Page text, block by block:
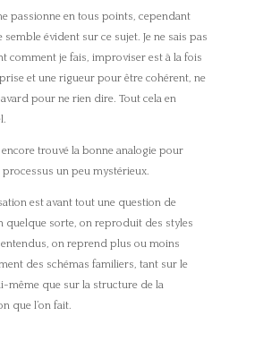
passionne en tous points, cependant
semble évident sur ce sujet. Je ne sais pas
comment je fais, improviser est à la fois
et une rigueur pour être cohérent, ne
pour ne rien dire. Tout cela en
encore trouvé la bonne analogie pour
processus un peu mystérieux.
est avant tout une question de
quelque sorte, on reproduit des styles
entendus, on reprend plus ou moins
des schémas familiers, tant sur le
même que sur la structure de la
que l’on fait.